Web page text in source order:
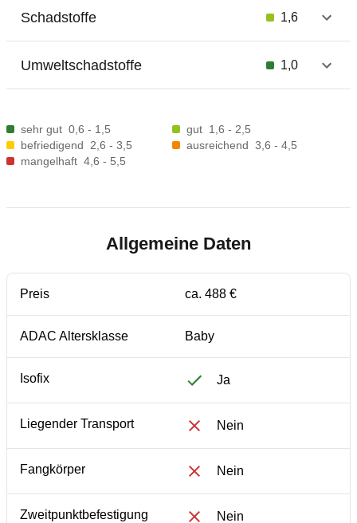
Schadstoffe 1,6
Umweltschadstoffe 1,0
sehr gut 0,6 - 1,5 gut 1,6 - 2,5
befriedigend
2,6 - 3,5 ausreichend 3,6 - 4,5
mangelhaft 4,6 - 5,5
Allgemeine Daten
Preis ca. 488 €
ADAC Altersklasse Baby
Isofix Ja
Liegender Transport Nein
Fangkörper Nein
Zweitpunktbefestigung Nein